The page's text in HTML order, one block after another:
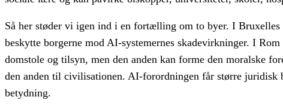
Så her støder vi igen ind i en fortælling om to byer. I
beskytte borgerne mod AI-systemernes skadevirkninger. I
domstole og tilsyn, men den anden kan forme den moralske
den anden til civilisationen. AI-forordningen får større juridisk
betydning.